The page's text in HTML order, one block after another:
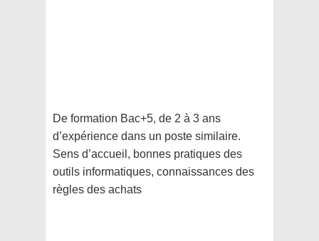
De formation Bac+5, de 2 à 3 ans
d’expérience dans un poste similaire.
Sens d’accueil, bonnes pratiques des
outils informatiques, connaissances des
règles des achats